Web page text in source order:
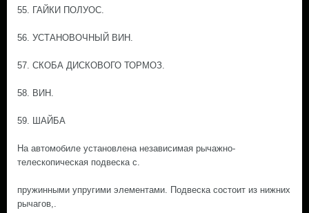
55. ГАЙКИ ПОЛУОС.
56. УСТАНОВОЧНЫЙ ВИН.
57. СКОБА ДИСКОВОГО ТОРМОЗ.
58. ВИН.
59. ШАЙБА
На автомобиле установлена независимая рычажно-
телескопическая подвеска с.
пружинными упругими элементами. Подвеска состоит из нижних
рычагов,.